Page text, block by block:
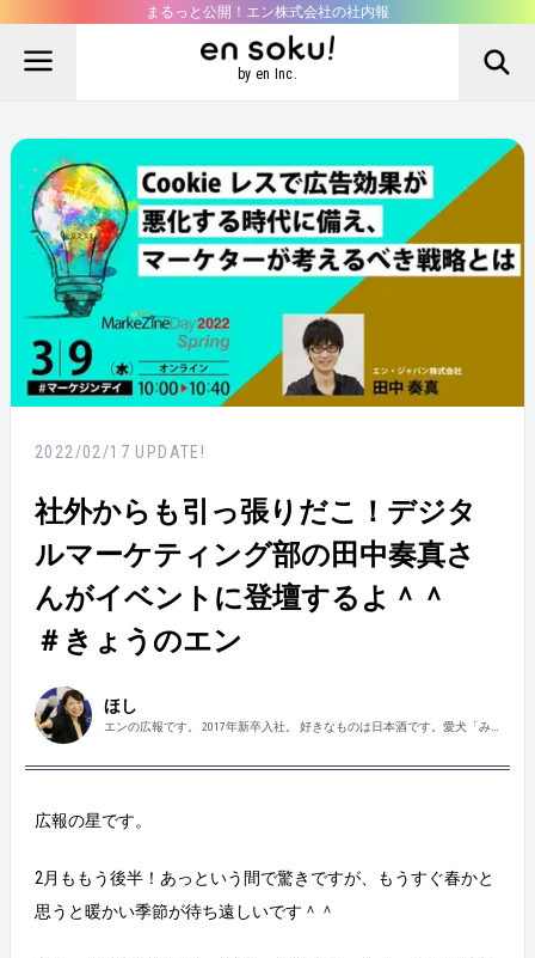
まるっと公開！エン株式会社の社内報
by en Inc.
2022/02/17 UPDATE!
社外からも引っ張りだこ！デジタ
ルマーケティング部の田中奏真さ
んがイベントに登壇するよ＾＾
＃きょうのエン
ほし
エンの広報です。 2017年新卒入社。 好きなものは日本酒です。愛犬「み
広報の星です。
2月ももう後半！あっという間で驚きですが、もうすぐ春かと
思うと暖かい季節が待ち遠しいです＾＾